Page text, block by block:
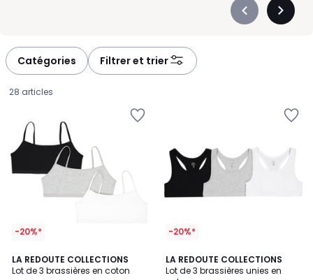
Précédent
Catégories Filtrer et trier
28 articles
-20%*
LA REDOUTE COLLECTIONS
Lot de 3 brassières en coton
4,4
/ 5
2
Couleurs
-20%*
LA REDOUTE COLLECTIONS
Lot de 3 brassières unies en
4,7
/ 5
2
Couleurs